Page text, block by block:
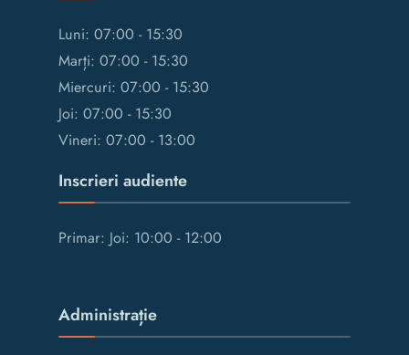
Luni: 07:00 - 15:30
Marți: 07:00 - 15:30
Miercuri: 07:00 - 15:30
Joi: 07:00 - 15:30
Vineri: 07:00 - 13:00
Inscrieri audiente
Primar: Joi: 10:00 - 12:00
Administrație